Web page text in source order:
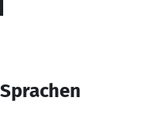
Sprachen